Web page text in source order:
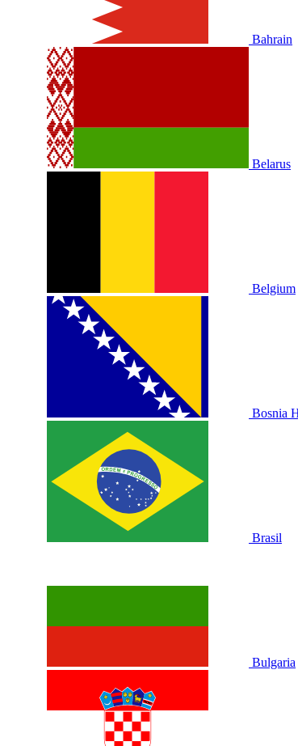
Bahrain
Belarus
Belgium
Bosnia
Brasil
Bulgaria